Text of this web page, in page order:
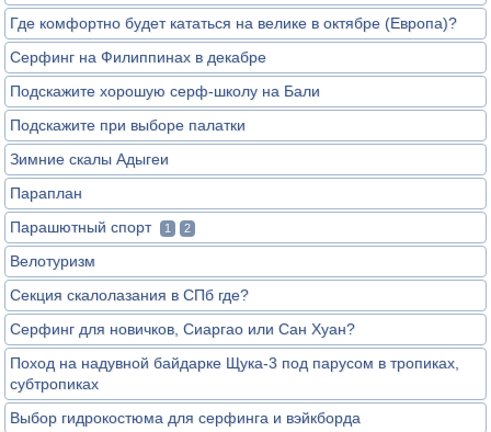
Где комфортно будет кататься на велике в октябре (Европа)?
Серфинг на Филиппинах в декабре
Подскажите хорошую серф-школу на Бали
Подскажите при выборе палатки
Зимние скалы Адыгеи
Параплан
Парашютный спорт
1 2
Велотуризм
Секция скалолазания в СПб где?
Серфинг для новичков, Сиаргао или Сан Хуан?
Поход на надувной байдарке Щука-3 под парусом в тропиках,
субтропиках
Выбор гидрокостюма для серфинга и вэйкборда